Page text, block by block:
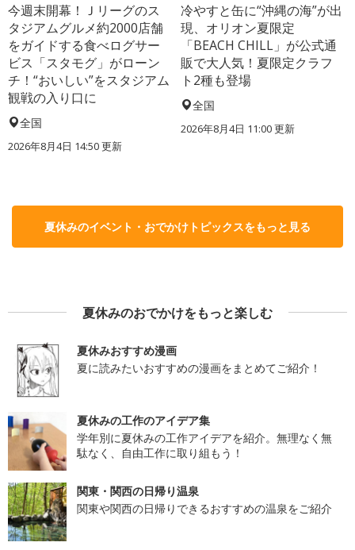
今週末開幕！Ｊリーグのス
タジアムグルメ約2000店舗
をガイドする食べログサー
ビス「スタモグ」がローン
チ！“おいしい”をスタジアム
観戦の入り口に
全国
2026年8月4日 14:50更新
冷やすと缶に“沖縄の海”が出
現、オリオン夏限定
「BEACH CHILL」が公式通
販で大人気！夏限定クラフ
ト2種も登場
全国
2026年8月4日 11:00更新
夏休みのイベント・おでかけトピックスをもっと見る
夏休みのおでかけをもっと楽しむ
夏休みおすすめ漫画
夏に読みたいおすすめの漫画をまとめてご紹介！
夏休みの工作のアイデア集
学年別に夏休みの工作アイデアを紹介。無理なく無
駄なく、自由工作に取り組もう！
関東・関西の日帰り温泉
関東や関西の日帰りできるおすすめの温泉をご紹介